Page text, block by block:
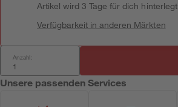
Artikel wird 3 Tage für dich hinterlegt
Verfügbarkeit in anderen Märkten
Anzahl:
Unsere passenden Services